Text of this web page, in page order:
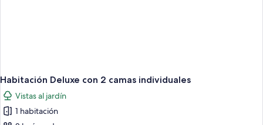
Habitación Deluxe con 2 camas individuales
Vistas al jardín
1 habitación